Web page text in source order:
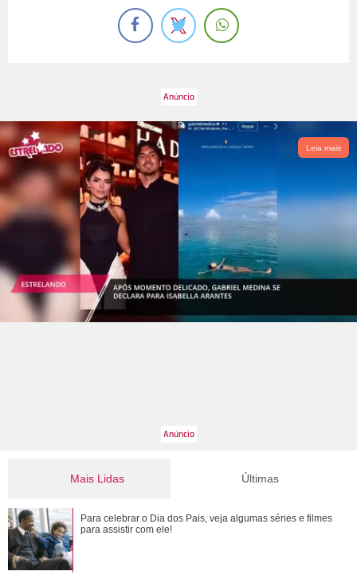
Leia mais
Mais Lidas
Adriana manda Iuri procurar o anel de Arthur. Veja o resumo
dos capítulos de Quem Ama Cuida
Últimas
Para celebrar o Dia dos Pais, veja algumas séries e filmes
para assistir com ele!